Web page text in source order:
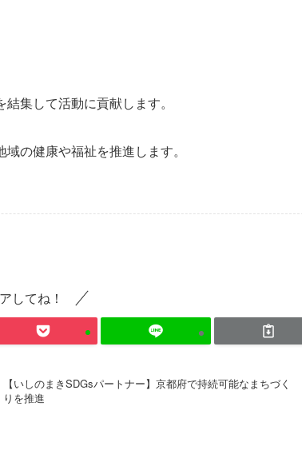
集して活動に貢献します。
の健康や福祉を推進します。
してね！
【いしのまきSDGsパートナー】京都府で持続可能なまちづく
りを推進